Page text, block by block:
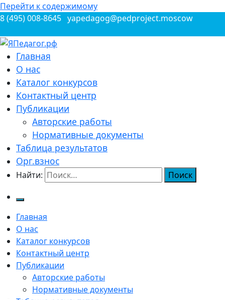
Перейти к содержимому
8 (495) 008-8645 yapedagog@pedproject.moscow
ЯПедагог.рф
Всероссийские конкурсы для педагогов
Главная
О нас
Каталог конкурсов
Контактный центр
Публикации
Авторские работы
Нормативные документы
Таблица результатов
Орг.взнос
Найти:
Главная
О нас
Каталог конкурсов
Контактный центр
Публикации
Авторские работы
Нормативные документы